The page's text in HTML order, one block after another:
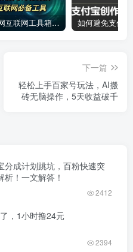
者创网互联网工具箱合集
下一篇
轻松上手百家号玩法，AI搬
砖无脑操作，5天收益破千
分成计划跳坑，百粉快速突
！一文解答！
2412
，1小时撸24元
2394